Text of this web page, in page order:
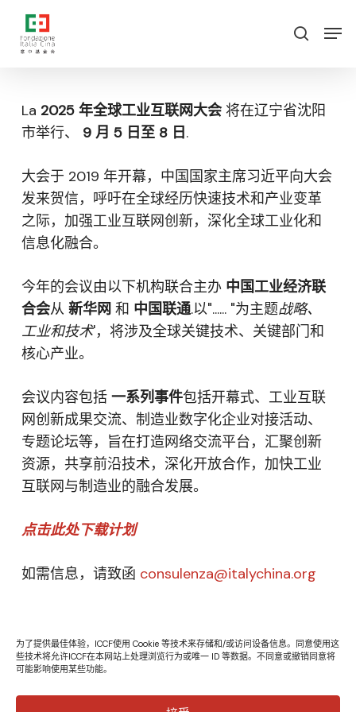
为了提供最佳体验，ICCF使用 Cookie 等技术来存储和/或访问设备信息。同意使用这
些技术将允许ICCF在本网站上处理浏览行为或唯一 ID 等数据。不同意或撤销同意将
可能影响使用某些功能。
搜索
菜单
La 2025 年全球工业互联网大会将在辽宁省沈阳
市举行、 9 月 5 日至 8 日 .
大会于 2019 年开幕，中国国家主席习近平向大会
发来贺信，呼吁在全球经历快速技术和产业变革
之际，加强工业互联网创新，深化全球工业化和
信息化融合。
今年的会议由以下机构联合主办中国工业经济联
合会从 新华网和 中国联通.以"...... "为主题战略、
工业和技术'，将涉及全球关键技术、关键部门和
核心产业。
会议内容包括 一系列事件包括开幕式、工业互联
网创新成果交流、制造业数字化企业对接活动、
专题论坛等，旨在打造网络交流平台，汇聚创新
资源，共享前沿技术，深化开放合作，加快工业
互联网与制造业的融合发展。
点击此处下载计划
如需信息，请致函 consulenza@italychina.org
单